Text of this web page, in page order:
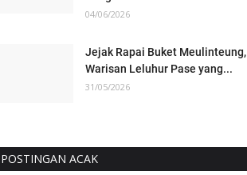
04/06/2026
Jejak Rapai Buket Meulinteung,
Warisan Leluhur Pase yang...
31/05/2026
POSTINGAN ACAK